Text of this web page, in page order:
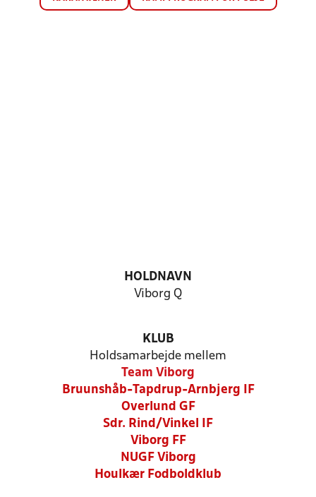
HOLDNAVN
Viborg Q
KLUB
Holdsamarbejde mellem
Team Viborg
Bruunshåb-Tapdrup-Arnbjerg IF
Overlund GF
Sdr. Rind/Vinkel IF
Viborg FF
NUGF Viborg
Houlkær Fodboldklub